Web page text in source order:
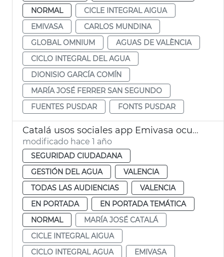
NORMAL
CICLE INTEGRAL AIGUA
EMIVASA
CARLOS MUNDINA
GLOBAL OMNIUM
AGUAS DE VALÈNCIA
CICLO INTEGRAL DEL AGUA
DIONISIO GARCÍA COMÍN
MARÍA JOSÉ FERRER SAN SEGUNDO
FUENTES PUSDAR
FONTS PUSDAR
Catalá usos sociales app Emivasa ocupación ilegal
modificado hace 1 año
SEGURIDAD CIUDADANA
GESTIÓN DEL AGUA
VALENCIA
TODAS LAS AUDIENCIAS
VALENCIA
EN PORTADA
EN PORTADA TEMÁTICA
NORMAL
MARÍA JOSÉ CATALÁ
CICLE INTEGRAL AIGUA
CICLO INTEGRAL AGUA
EMIVASA